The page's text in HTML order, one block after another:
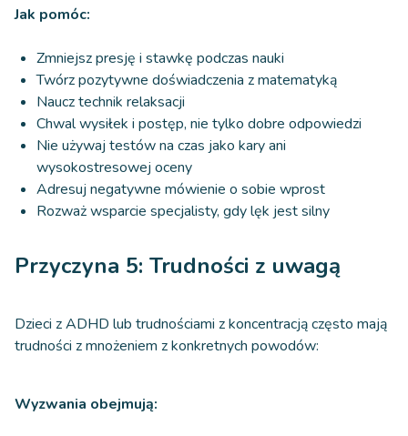
Jak pomóc:
Zmniejsz presję i stawkę podczas nauki
Twórz pozytywne doświadczenia z matematyką
Naucz technik relaksacji
Chwal wysiłek i postęp, nie tylko dobre odpowiedzi
Nie używaj testów na czas jako kary ani
wysokostresowej oceny
Adresuj negatywne mówienie o sobie wprost
Rozważ wsparcie specjalisty, gdy lęk jest silny
Przyczyna 5: Trudności z uwagą
Dzieci z ADHD lub trudnościami z koncentracją często mają
trudności z mnożeniem z konkretnych powodów:
Wyzwania obejmują: